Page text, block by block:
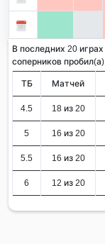
В последних 20
соперников
ТБ Матчей
4.5 18 из 20
5 16 из 20
5.5 16 из 20
6 12 из 20